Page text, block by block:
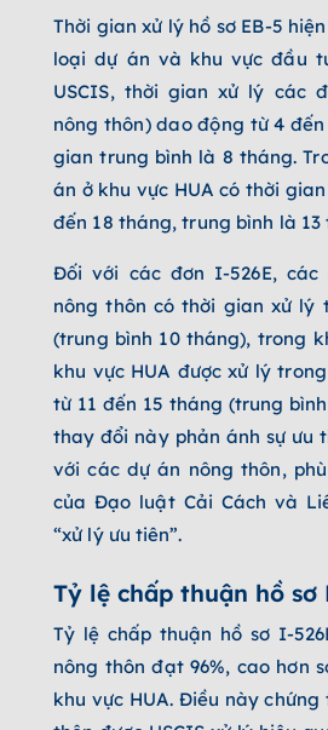
Thời gian xử lý hồ sơ EB-5
loại dự án và khu vực đầu
USCIS, thời gian xử lý các
nông thôn) dao động từ 4
gian trung bình là 8 tháng.
án ở khu vực HUA có thời
đến 18 tháng, trung bình là 13
Đối với các đơn I-526E,
nông thôn có thời gian xử lý
(trung bình 10 tháng), trong
khu vực HUA được xử lý
từ 11 đến 15 tháng (trung
thay đổi này phản ánh sự ưu
với các dự án nông thôn,
của Đạo luật Cải Cách và
“xử lý ưu tiên”.
Tỷ lệ chấp thuận hồ sơ
Tỷ lệ chấp thuận hồ sơ I-
nông thôn đạt 96%, cao hơn
khu vực HUA. Điều này